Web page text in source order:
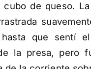
cubo de queso.
que sentí
la presa, pero